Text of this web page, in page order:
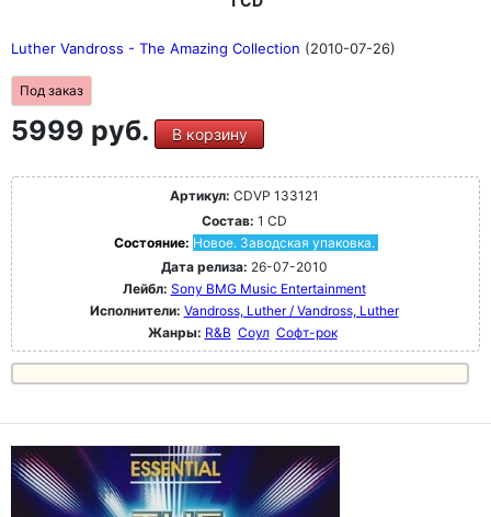
Luther Vandross - The Amazing Collection (2010-07-26)
Под заказ
5999 руб. В корзину
Артикул: CDVP 133121
Состав: 1 CD
Состояние: Новое. Заводская упаковка.
Дата релиза: 26-07-2010
Лейбл: Sony BMG Music Entertainment
Исполнители: Vandross, Luther / Vandross, Luther
Жанры: R&B Соул Софт-рок